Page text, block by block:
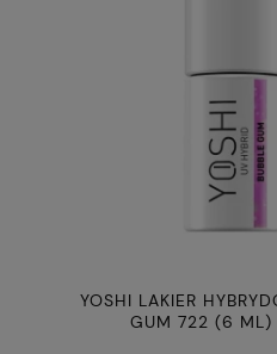
YOSHI LAKIER
GUM 722 (6 ML)